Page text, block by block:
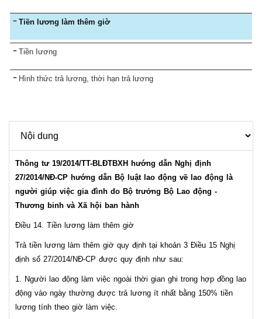
Tiền lương làm thêm giờ
Tiền Iương
Hình thức trả lương, thời hạn trả lương
Thông tư 19/2014/TT-BLĐTBXH hướng dẫn Nghị định
27/2014/NĐ-CP hướng dẫn Bộ luật lao động về lao động là
người giúp việc gia đình do Bộ trưởng Bộ Lao động -
Thương binh và Xã hội ban hành
Điều 14. Tiền lương làm thêm giờ
Trả tiền lương làm thêm giờ quy định tại khoản 3 Điều 15 Nghị
định số 27/2014/NĐ-CP được quy định như sau:
1. Người lao động làm việc ngoài thời gian ghi trong hợp đồng lao
động vào ngày thường được trả lương ít nhất bằng 150% tiền
lương tính theo giờ làm việc.